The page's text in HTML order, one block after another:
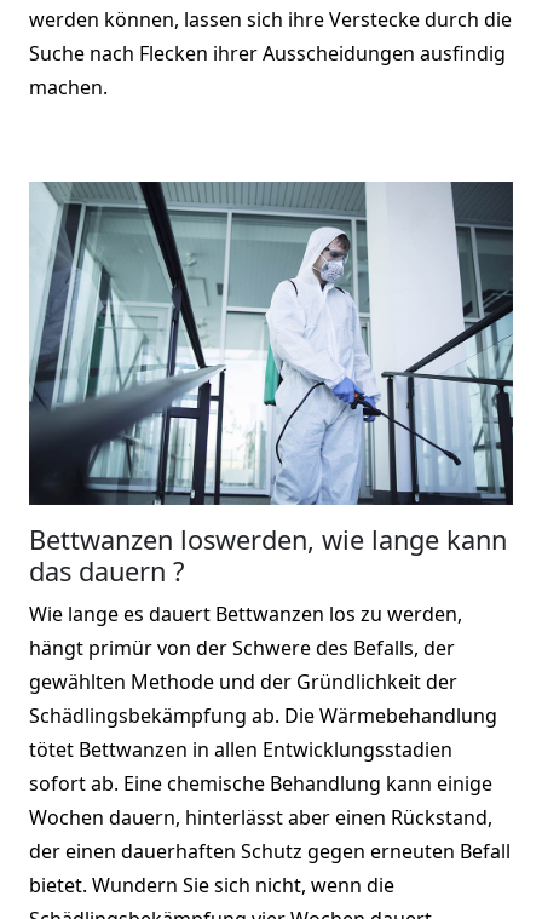
werden können, lassen sich ihre Verstecke durch die
Suche nach Flecken ihrer Ausscheidungen ausfindig
machen.
Bettwanzen loswerden, wie lange kann
das dauern ?
Wie lange es dauert Bettwanzen los zu werden,
hängt primür von der Schwere des Befalls, der
gewählten Methode und der Gründlichkeit der
Schädlingsbekämpfung ab. Die Wärmebehandlung
tötet Bettwanzen in allen Entwicklungsstadien
sofort ab. Eine chemische Behandlung kann einige
Wochen dauern, hinterlässt aber einen Rückstand,
der einen dauerhaften Schutz gegen erneuten Befall
bietet. Wundern Sie sich nicht, wenn die